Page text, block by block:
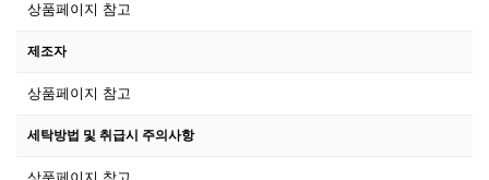
상품페이지 참고
제조자
상품페이지 참고
세탁방법 및 취급시 주의사항